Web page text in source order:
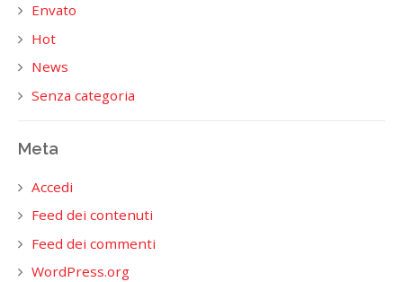
Envato
Hot
News
Senza categoria
Meta
Accedi
Feed dei contenuti
Feed dei commenti
WordPress.org